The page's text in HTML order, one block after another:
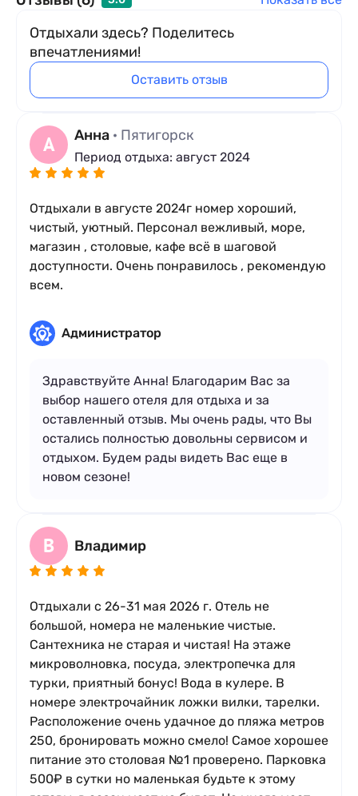
Семейный 3-х местный с балконом
x3 кол-во гостей
Кровати:
1 двуспальная кровать и 1 односпальная
кровать
Подробное описание
Стандарт три раздельные кровати с
балконом
1 комната
Кровати: 3 односпальные кровати
Подробное описание
Стандарт 3-х местный с балконом
Отдыхали здесь? Поделитесь
впечатлениями!
Оставить отзыв
А Анна · Пятигорск
Период отдыха: август 2024
Отдыхали в августе 2024г номер хороший,
чистый, уютный. Персонал вежливый, море,
магазин , столовые, кафе всё в шаговой
доступности. Очень понравилось , рекомендую
всем.
Администратор
Здравствуйте Анна! Благодарим Вас за
выбор нашего отеля для отдыха и за
оставленный отзыв. Мы очень рады, что Вы
остались полностью довольны сервисом и
отдыхом. Будем рады видеть Вас еще в
новом сезоне!
В Владимир
Отдыхали с 26-31 мая 2026 г. Отель не
большой, номера не маленькие чистые.
Сантехника не старая и чистая! На этаже
микроволновка, посуда, электропечка для
турки, приятный бонус! Вода в кулере. В
номере электрочайник ложки вилки, тарелки.
Расположение очень удачное до пляжа метров
250, бронировать можно смело! Самое хорошее
питание это столовая №1 проверено. Парковка
500₽ в сутки но маленькая будьте к этому